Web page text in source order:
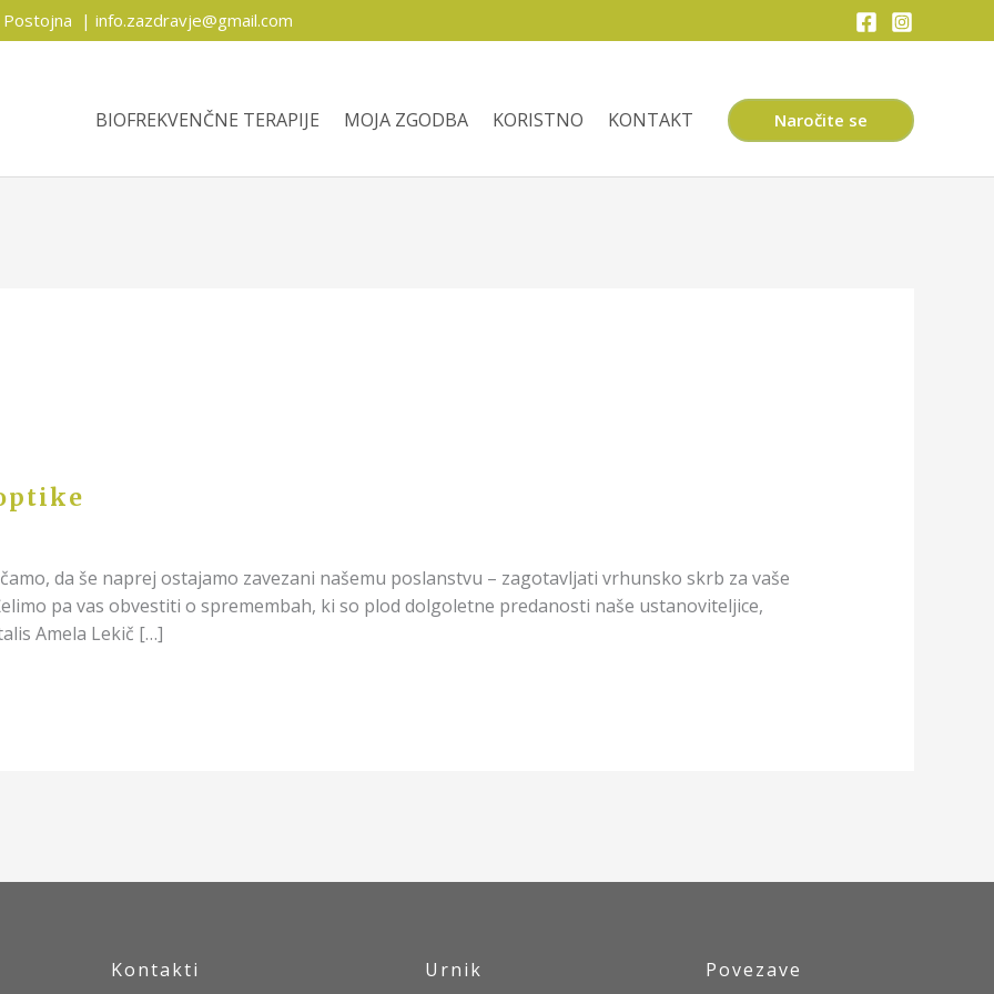
Postojna | info.zazdravje@gmail.com
BIOFREKVENČNE TERAPIJE MOJA ZGODBA KORISTNO KONTAKT Naročite se
da še naprej ostajamo zavezani našemu poslanstvu – zagotavljati vrhunsko skrb za vaše
pa vas obvestiti o spremembah, ki so plod dolgoletne predanosti naše ustanoviteljice,
Amela Lekič […]
Kontakti Urnik Povezave